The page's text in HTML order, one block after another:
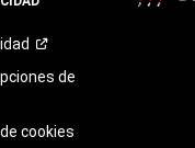
de
cookies